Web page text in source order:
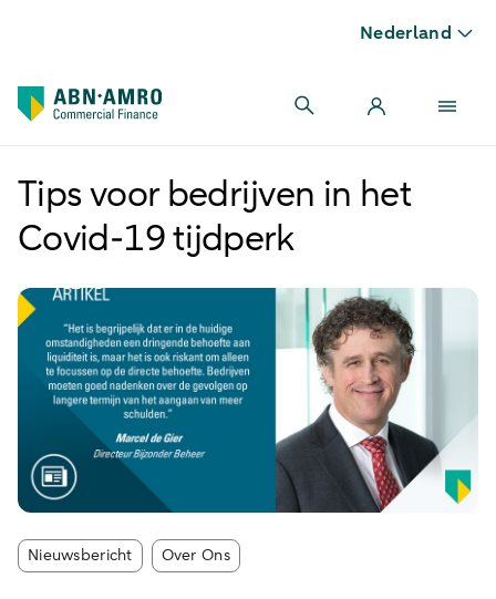
Nederland
Tips voor bedrijven in het
Covid-19 tijdperk
Nieuwsbericht Article tags:
Over Ons